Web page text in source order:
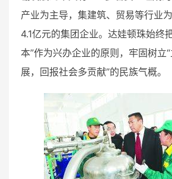
产业为主导，集建筑、贸易等行业
4.1亿元的集团企业。达娃顿珠始终
本”作为兴办企业的原则，牢固树立
展，回报社会多贡献”的民族气概。